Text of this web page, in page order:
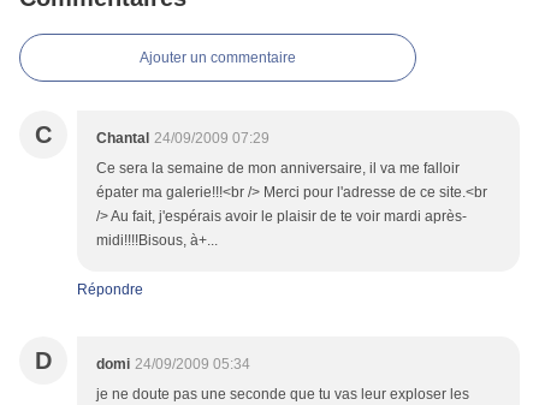
Ajouter un commentaire
C Chantal 24/09/2009 07:29
Ce sera la semaine de mon anniversaire, il va me falloir
épater ma galerie!!!<br /> Merci pour l'adresse de ce site.<br
/> Au fait, j'espérais avoir le plaisir de te voir mardi après-
midi!!!!Bisous, à+...
Répondre
D domi 24/09/2009 05:34
je ne doute pas une seconde que tu vas leur exploser les